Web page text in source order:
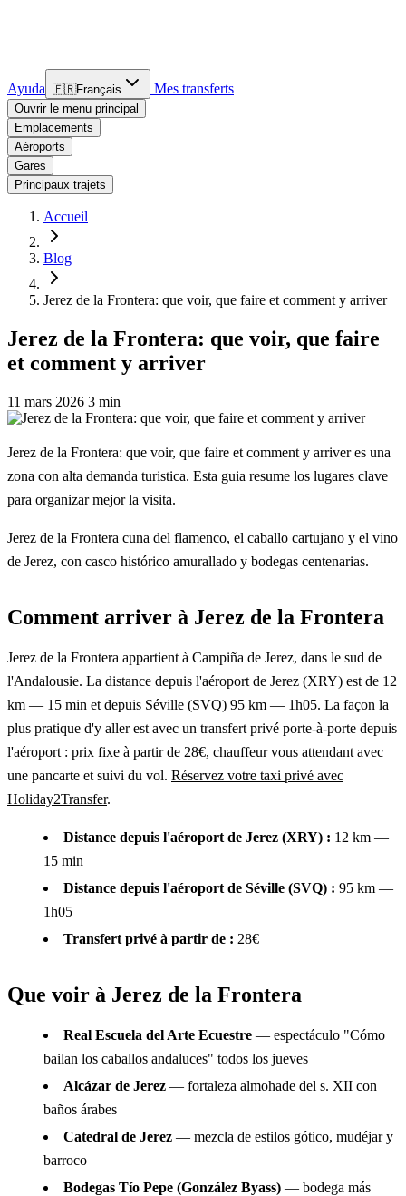
Ayuda 🇫🇷Français Mes transferts
Ouvrir le menu principal
Emplacements
Aéroports
Gares
Principaux trajets
Accueil
Blog
Jerez de la Frontera: que voir, que faire et comment y arriver
Jerez de la Frontera: que voir, que faire
et comment y arriver
11 mars 2026 3 min
Jerez de la Frontera: que voir, que faire et comment y arriver es una
zona con alta demanda turistica. Esta guia resume los lugares clave
para organizar mejor la visita.
Jerez de la Frontera cuna del flamenco, el caballo cartujano y el vino
de Jerez, con casco histórico amurallado y bodegas centenarias.
Comment arriver à Jerez de la Frontera
Jerez de la Frontera appartient à Campiña de Jerez, dans le sud de
l'Andalousie. La distance depuis l'aéroport de Jerez (XRY) est de 12
km — 15 min et depuis Séville (SVQ) 95 km — 1h05. La façon la
plus pratique d'y aller est avec un transfert privé porte-à-porte depuis
l'aéroport : prix fixe à partir de 28€, chauffeur vous attendant avec
une pancarte et suivi du vol. Réservez votre taxi privé avec
Holiday2Transfer.
Distance depuis l'aéroport de Jerez (XRY) : 12 km —
15 min
Distance depuis l'aéroport de Séville (SVQ) : 95 km —
1h05
Transfert privé à partir de : 28€
Que voir à Jerez de la Frontera
Real Escuela del Arte Ecuestre — espectáculo "Cómo
bailan los caballos andaluces" todos los jueves
Alcázar de Jerez — fortaleza almohade del s. XII con
baños árabes
Catedral de Jerez — mezcla de estilos gótico, mudéjar y
barroco
Bodegas Tío Pepe (González Byass) — bodega más